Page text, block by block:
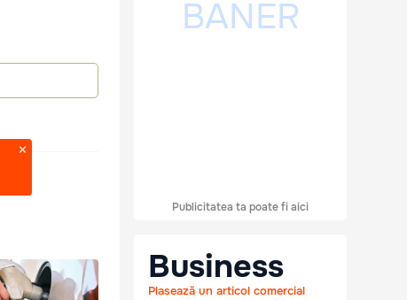
Publicitatea ta poate fi aici
Business
Plasează un articol comercial